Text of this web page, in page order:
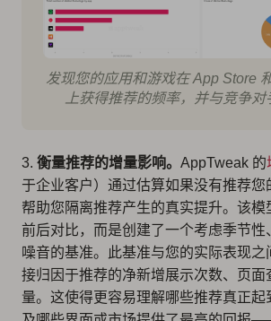
发现您的应用和游戏在 App Store
上获得推荐的频率，并与竞争
3. 衡量推荐的增量影响。 AppTweak 的
于企业客户）通过估算如果没有推荐您
帮助您隔离推荐产生的真实提升。该模
前后对比，而是创建了一个考虑季节性
噪音的基准。此基准与您的实际表现之
接归因于推荐的净新增展示次数、页面
量。这使得更容易理解哪些推荐真正起